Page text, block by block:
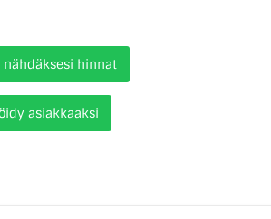
nähdäksesi hinnat
asiakkaaksi